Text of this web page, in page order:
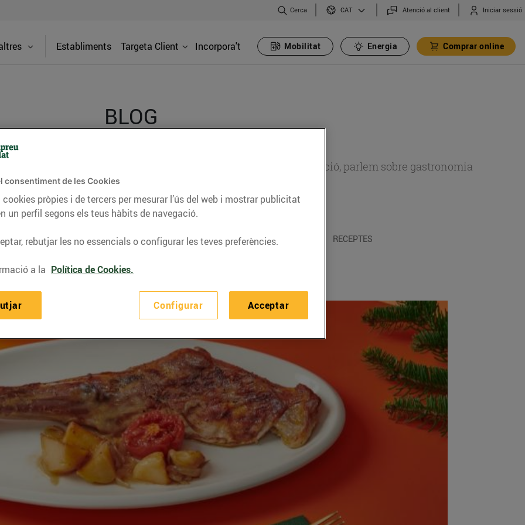
Cerca CAT Atenció al client Iniciar sessió
Establiments Targeta Client Incorpora't Mobilitat Energia Comprar online
BLOG
consells nutricionals, informació d’actualitat sobre alimentació, parlem sobre gastronomia
del nostre territori i molts altres temes.
CONSELLS I HÀBITS SALUDABLES ENERGIA GASTRONOMIA I TRADICIONS RECEPTES
consentiment de les Cookies
pròpies i de tercers per mesurar l’ús del web i mostrar publicitat
un perfil segons els teus hàbits de navegació.
rebutjar les no essencials o configurar les teves preferències.
a la Política de Cookies.
Configurar Acceptar